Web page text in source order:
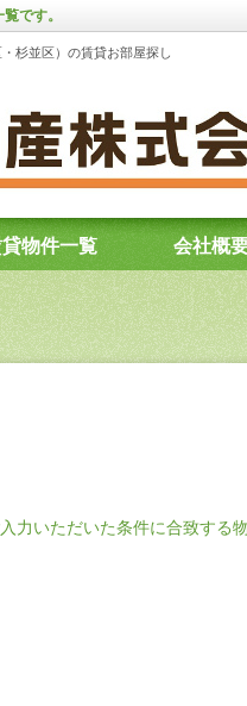
です。
並区）の賃貸お部屋探し
物件一覧 会社概
力いただいた条件に合致する